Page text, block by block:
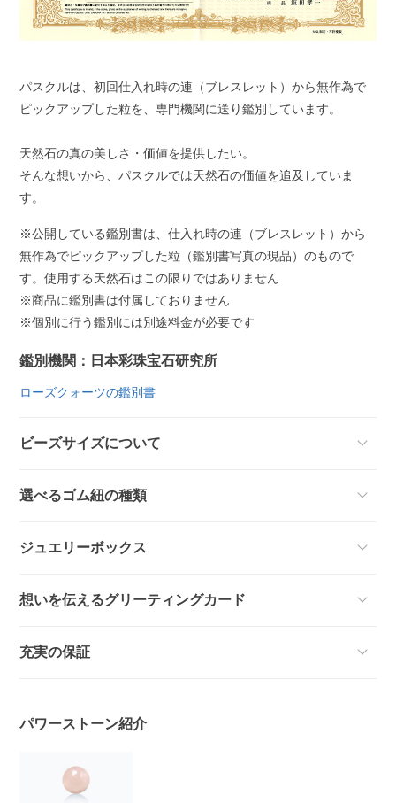
パスクルは、初回仕入れ時の連（ブレスレット）から無作為で
ピックアップした粒を、専門機関に送り鑑別しています。
天然石の真の美しさ・価値を提供したい。
そんな想いから、パスクルでは天然石の価値を追及していま
す。
※公開している鑑別書は、仕入れ時の連（ブレスレット）から
無作為でピックアップした粒（鑑別書写真の現品）のもので
す。使用する天然石はこの限りではありません
※商品に鑑別書は付属しておりません
※個別に行う鑑別には別途料金が必要です
鑑別機関：日本彩珠宝石研究所
ローズクォーツの鑑別書
ビーズサイズについて
選べるゴム紐の種類
ジュエリーボックス
想いを伝えるグリーティングカード
充実の保証
パワーストーン紹介